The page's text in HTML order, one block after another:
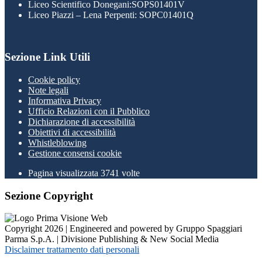
Liceo Scientifico Donegani:SOPS01401V
Liceo Piazzi – Lena Perpenti: SOPC01401Q
Sezione Link Utili
Cookie policy
Note legali
Informativa Privacy
Ufficio Relazioni con il Pubblico
Dichiarazione di accessibilità
Obiettivi di accessibilità
Whistleblowing
Gestione consensi cookie
Pagina visualizzata 3741 volte
Sezione Copyright
Copyright 2026 | Engineered and powered by Gruppo Spaggiari
Parma S.p.A. | Divisione Publishing & New Social Media
Disclaimer trattamento dati personali